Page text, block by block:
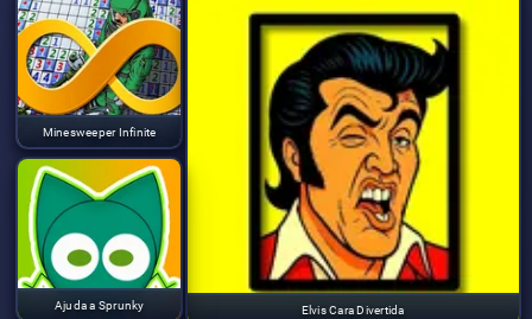
Minesweeper Infinite
Elvis Cara Divertida
Ajuda a Sprunky